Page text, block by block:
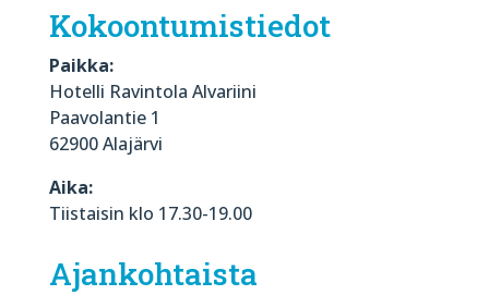
Kokoontumistiedot
Paikka:
Hotelli Ravintola Alvariini
Paavolantie 1
62900 Alajärvi
Aika:
Tiistaisin klo 17.30-19.00
Ajankohtaista